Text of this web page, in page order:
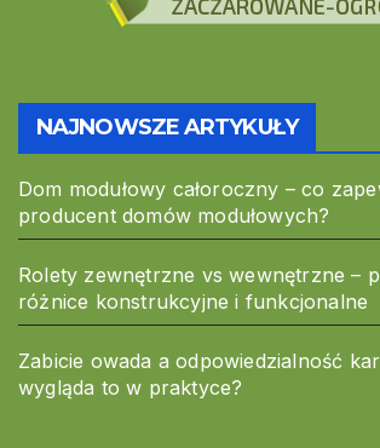
NAJNOWSZE ARTYKUŁY
Dom modułowy całoroczny – co
producent domów modułowych?
Rolety zewnętrzne vs wewnętrzne –
różnice konstrukcyjne i funkcjonalne
Zabicie owada a odpowiedzialność
wygląda to w praktyce?